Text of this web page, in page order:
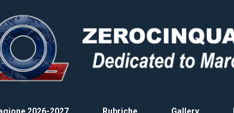
2026-2027 Rubriche Gallery